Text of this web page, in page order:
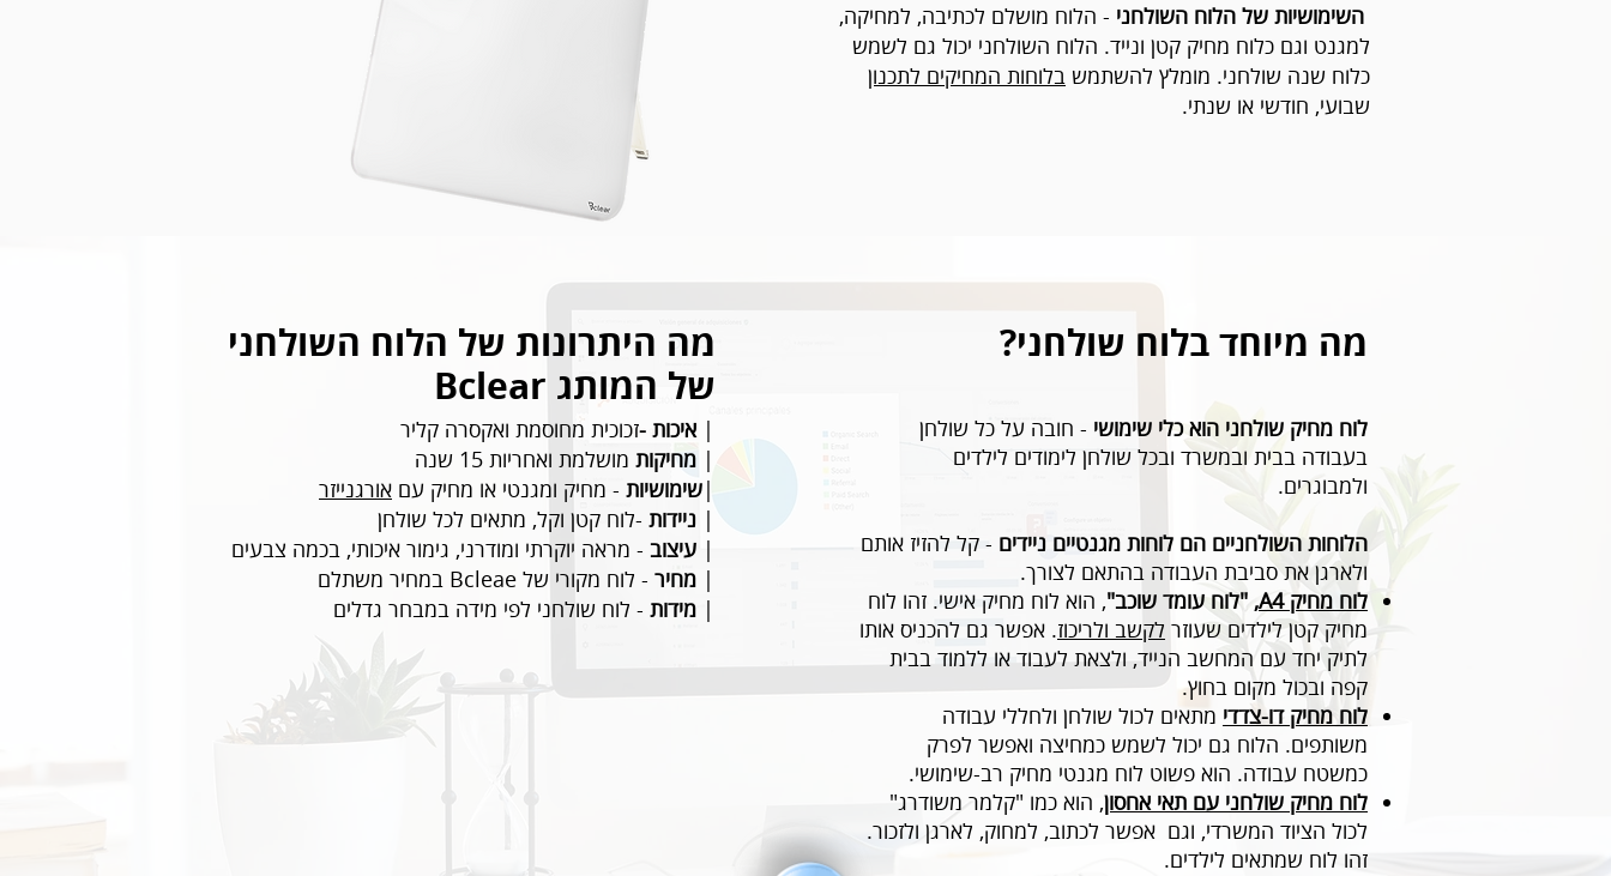
השימושיות של הלוח השולחני - הלוח מושלם לכתיבה, למחיקה,
למגנט וגם כלוח מחיק קטן ונייד. הלוח השולחני יכול גם לשמש
כלוח שנה שולחני. מומלץ להשתמש בלוחות המחיקים לתכנון
שבועי, חודשי או שנתי.
מה היתרונות של הלוח השולחני
של המותג Bclear
|איכות -זכוכית מחוסמת ואקסרה קליר
| מחיקות מושלמת ואחריות 15 שנה
|שימושיות - מחיק ומגנטי או מחיק עם אורגנייזר
| ניידות -לוח קטן וקל, מתאים לכל שולחן
| עיצוב - מראה יוקרתי ומודרני, גימור איכותי, בכמה צבעים
| מחיר - לוח מקורי של Bcleae במחיר משתלם
| מידות - לוח שולחני לפי מידה במבחר גדלים
מה מיוחד בלוח שולחני?
לוח מחיק שולחני הוא כלי שימושי - חובה על כל שולחן
בעבודה בבית ובמשרד ובכל שולחן לימודים לילדים
ולמבוגרים.
הלוחות השולחניים הם לוחות מגנטיים ניידים - קל להזיז אותם
ולארגן את סביבת העבודה בהתאם לצורך.
לוח מחיק A4,
"לוח עומד שוכב", הוא לוח מחיק אישי. זהו לוח
מחיק קטן לילדים שעוזר לקשב ולריכוז. אפשר גם להכניס אותו
לתיק יחד עם המחשב הנייד, ולצאת לעבוד או ללמוד בבית
קפה ובכול מקום בחוץ.
לוח מחיק דו-צדדי מתאים לכול שולחן ולחללי עבודה
משותפים. הלוח גם יכול לשמש כמחיצה ואפשר לפרק
כמשטח עבודה. הוא פשוט לוח מגנטי מחיק רב-שימושי.
לוח מחיק שולחני עם תאי אחסון, הוא כמו "קלמר משודרג"
לכול הציוד המשרדי, וגם אפשר לכתוב, למחוק, לארגן ולזכור.
זהו לוח שמתאים לילדים.